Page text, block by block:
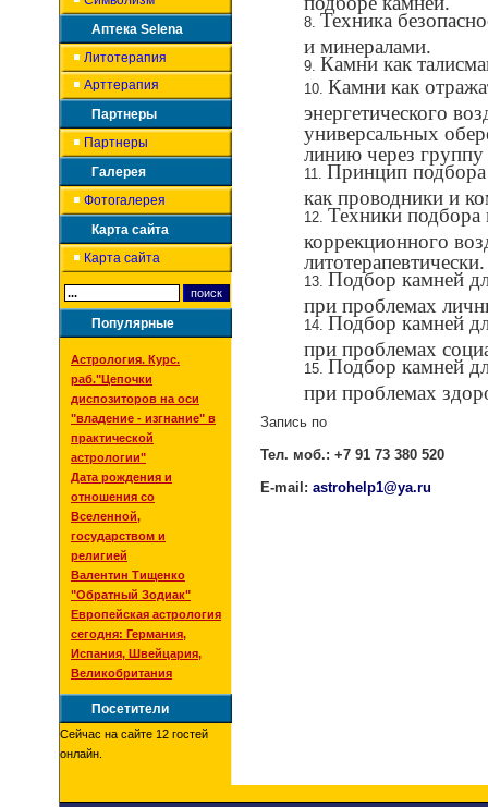
Аптека Selena
Литотерапия
Арттерапия
Партнеры
Партнеры
Галерея
Фотогалерея
Карта сайта
Карта сайта
Популярные
Астрология. Курс.
раб."Цепочки
диспозиторов на оси
"владение - изгнание" в
практической
астрологии"
Дата рождения и
отношения со
Вселенной,
государством и
религией
Валентин Тищенко
"Обратный Зодиак"
Европейская астрология
сегодня: Германия,
Испания, Швейцария,
Великобритания
Посетители
Сейчас на сайте 12 гостей
онлайн.
Техника
и минералами.
Камни как
Камни как
энергетического
универсальных
линию через группу
Принцип подбора
как проводники и
Техники подбора
коррекционного
литотерапевтически.
Подбор камней
при проблемах
Подбор камней
при проблемах
Подбор камней
при проблемах
Запись по
Тел. моб.: +7 91 73 380 520
Е-mail : astrohelp1@ya.ru